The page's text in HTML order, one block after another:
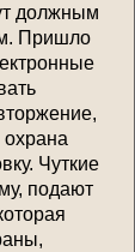
должным
Пришло
охрана
Чуткие
подают